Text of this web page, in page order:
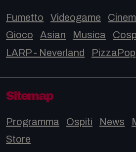
Fumetto Videogame
Gioco
Asian Musica
LARP - Neverland
PizzaPop
Sitemap
Programma Ospiti News
Store